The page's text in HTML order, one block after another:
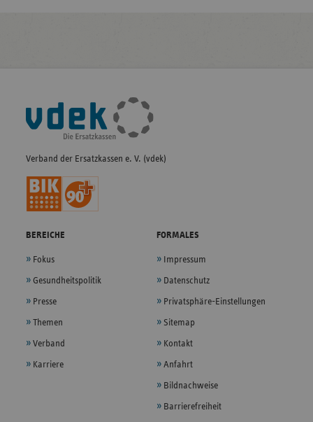
Fußleisten-
Navigation
Verband der Ersatzkassen e. V. (vdek)
BEREICHE
Fokus
Gesundheitspolitik
Presse
Themen
Verband
Karriere
FORMALES
Impressum
Datenschutz
Privatsphäre-Einstellungen
Sitemap
Kontakt
Anfahrt
Bildnachweise
Barrierefreiheit